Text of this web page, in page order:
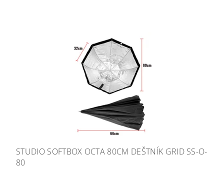
STUDIO SOFTBOX OCTA 80CM DEŠTNÍK GRID SS-O-
80